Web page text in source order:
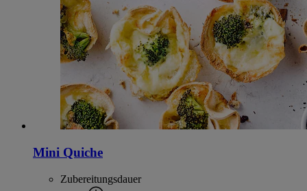
Mini Quiche
Zubereitungsdauer